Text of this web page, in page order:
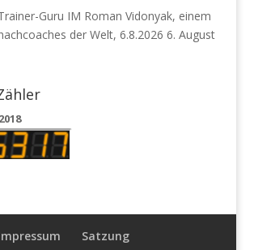
Guru IM Roman Vidonyak, einem
der Welt, 6.8.2026 6. August
Satzung